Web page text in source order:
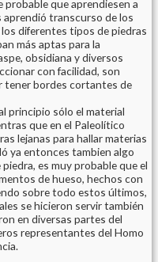
probable que aprendiesen a
aprendió transcurso de los
diferentes tipos de piedras
más aptas para la
obsidiana y diversos
con facilidad, son
tener bordes cortantes de
principio sólo el material
que en el Paleolítico
lejanas para hallar materias
ya entonces tambien algo
es muy probable que el
de hueso, hechos con
sobre todo estos últimos,
se hicieron servir también
en diversas partes del
representantes del Homo